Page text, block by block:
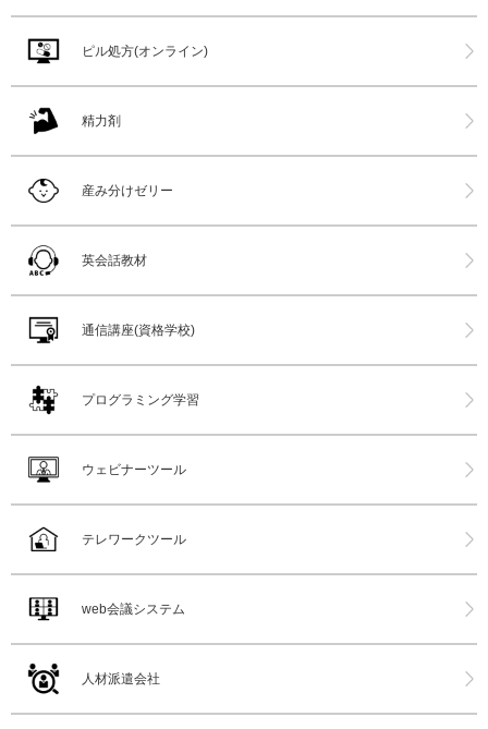
ピル処方(オンライン)
精力剤
産み分けゼリー
英会話教材
通信講座(資格学校)
プログラミング学習
ウェビナーツール
テレワークツール
web会議システム
人材派遣会社